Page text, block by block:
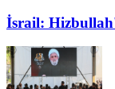
İsrail: